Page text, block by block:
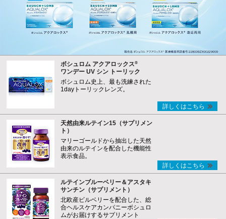
ボシュロム アクアロックス®
ワンデー UV シン トーリック
ボシュロム史上、最も洗練された
1dayトーリックレンズ。
詳しくはこちら
天然由来ルテイン15（サプリメン
ト）
マリーゴールドから抽出した天然
由来のルテインを配合した機能性
表示食品。
詳しくはこちら
ルテインブルーベリー＆アスタキ
サンチン（サプリメント）
北欧産ビルベリーを配合した、総
合ヘルスケアカンパニーボシュロ
ムがお届けするサプリメント